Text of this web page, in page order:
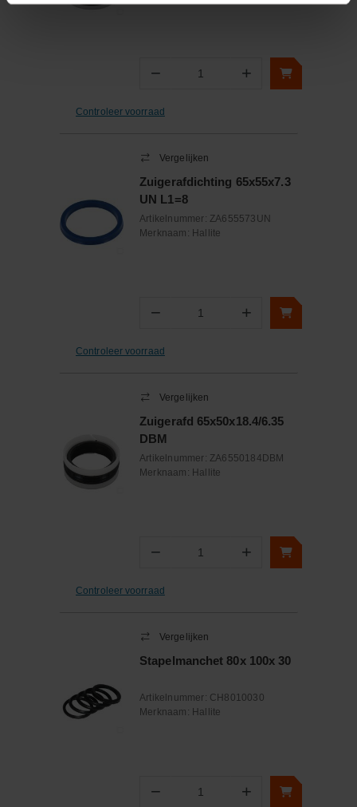
− Aantal +
Controleer voorraad
Vergelijken
Zuigerafdichting 65x55x7.3
UN L1=8
Artikelnummer: ZA655573UN
Merknaam: Hallite
− Aantal +
Controleer voorraad
Vergelijken
Zuigerafd 65x50x18.4/6.35
DBM
Artikelnummer: ZA6550184DBM
Merknaam: Hallite
− Aantal +
Controleer voorraad
Vergelijken
Stapelmanchet 80x 100x 30
Artikelnummer: CH8010030
Merknaam: Hallite
− Aantal +